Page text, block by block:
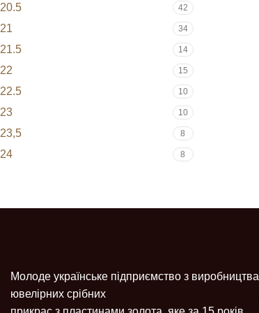
20.5 42
21 34
21.5 14
22 15
22.5 10
23 10
23,5 8
24 8
Молоде українське підприємство з виробництва
ювелірних срібних